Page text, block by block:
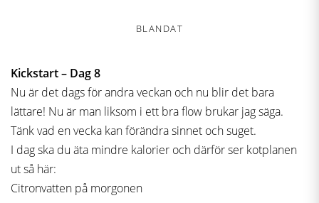
BLANDAT
Kickstart – Dag 8
Nu är det dags för andra veckan och nu blir det bara
lättare! Nu är man liksom i ett bra flow brukar jag säga.
Tänk vad en vecka kan förändra sinnet och suget.
I dag ska du äta mindre kalorier och därför ser kotplanen
ut så här:
Citronvatten på morgonen